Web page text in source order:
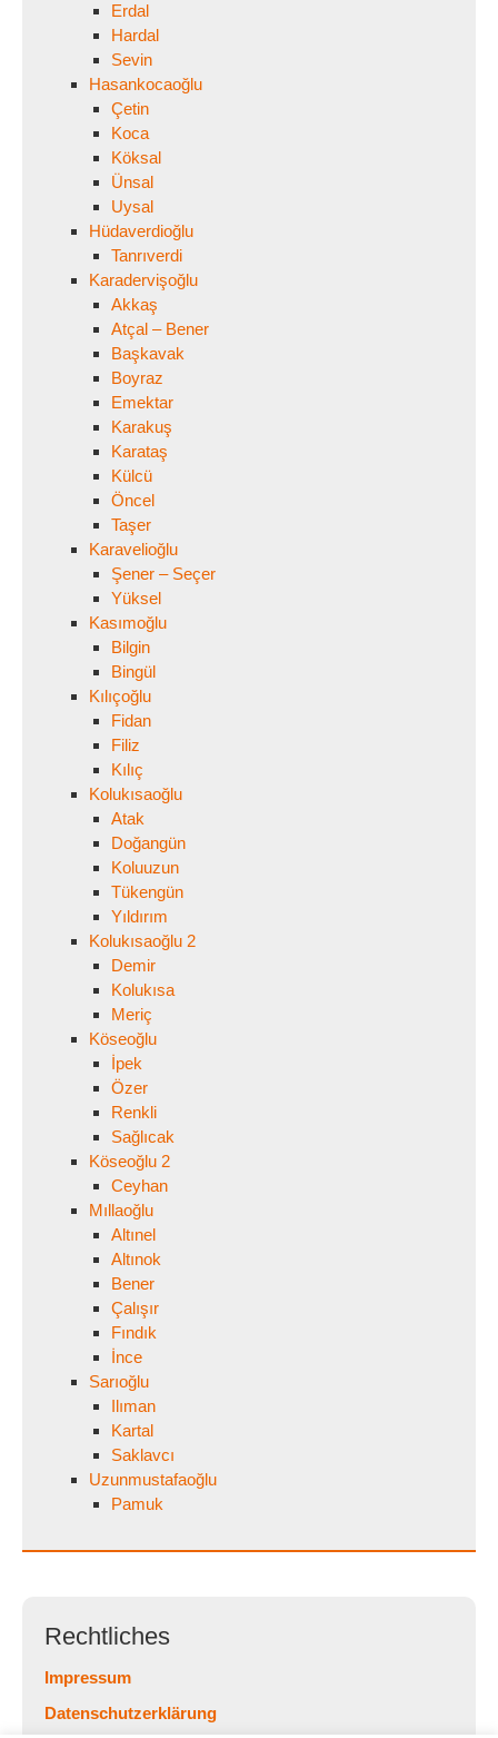
Erdal
Hardal
Sevin
Hasankocaoğlu
Çetin
Koca
Köksal
Ünsal
Uysal
Hüdaverdioğlu
Tanrıverdi
Karadervişoğlu
Akkaş
Atçal – Bener
Başkavak
Boyraz
Emektar
Karakuş
Karataş
Külcü
Öncel
Taşer
Karavelioğlu
Şener – Seçer
Yüksel
Kasımoğlu
Bilgin
Bingül
Kılıçoğlu
Fidan
Filiz
Kılıç
Kolukısaoğlu
Atak
Doğangün
Koluuzun
Tükengün
Yıldırım
Kolukısaoğlu 2
Demir
Kolukısa
Meriç
Köseoğlu
İpek
Özer
Renkli
Sağlıcak
Köseoğlu 2
Ceyhan
Mıllaoğlu
Altınel
Altınok
Bener
Çalışır
Fındık
İnce
Sarıoğlu
Ilıman
Kartal
Saklavcı
Uzunmustafaoğlu
Pamuk
Rechtliches
Impressum
Datenschutzerklärung